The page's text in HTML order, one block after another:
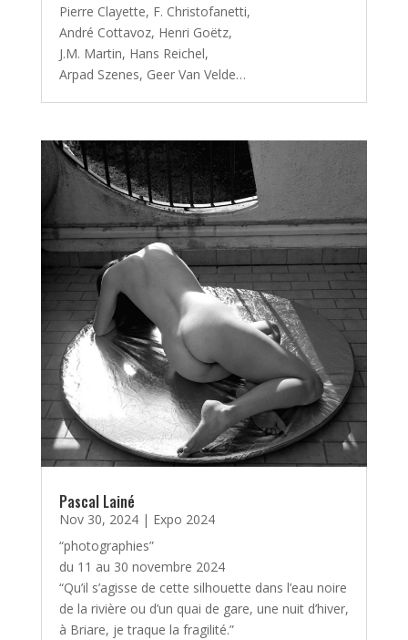
Pierre Clayette, F. Christofanetti,
André Cottavoz, Henri Goëtz,
J.M. Martin, Hans Reichel,
Arpad Szenes, Geer Van Velde…
Pascal Lainé
Nov 30, 2024| Expo 2024
“photographies”
du 11 au 30 novembre 2024
“Qu’il s’agisse de cette silhouette dans l’eau noire
de la rivière ou d’un quai de gare, une nuit d’hiver,
à Briare, je traque la fragilité.”